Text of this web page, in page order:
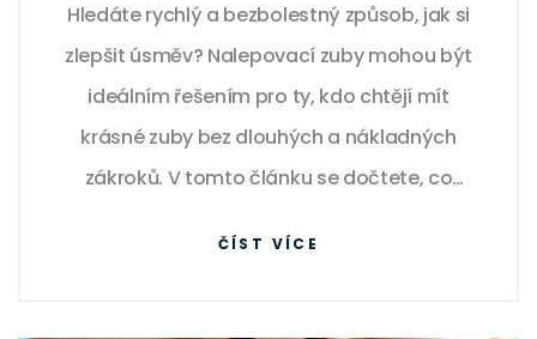
Hledáte rychlý a bezbolestný způsob, jak si
zlepšit úsměv? Nalepovací zuby mohou být
ideálním řešením pro ty, kdo chtějí mít
krásné zuby bez dlouhých a nákladných
zákroků. V tomto článku se dočtete, co
ČÍST VÍCE